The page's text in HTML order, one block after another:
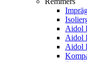
Aidol
Aidol
Aidol